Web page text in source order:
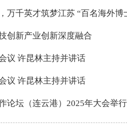
万千英才筑梦江苏 “百名海外
创新产业创新深度融合
议 许昆林主持并讲话
议 许昆林主持并讲话
论坛（连云港）2025年大会举